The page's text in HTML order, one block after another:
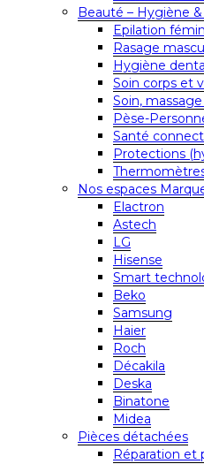
Beauté – Hygiène
Epilation
Rasage
Hygiène
Soin corps et
Soin,
Pèse-
Santé
Protections
Nos espaces
Elactron
Astech
LG
Hisense
Smart
Beko
Samsung
Haier
Roch
Décakila
Deska
Binatone
Midea
Pièces détachées
Réparation et